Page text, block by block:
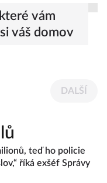
vám
váš domov
DALŠÍ
teď ho policie
říká exšéf Správy